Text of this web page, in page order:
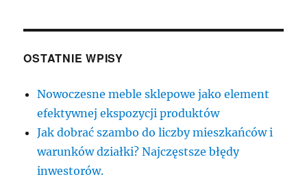
OSTATNIE WPISY
Nowoczesne meble sklepowe jako element
efektywnej ekspozycji produktów
Jak dobrać szambo do liczby mieszkańców i
warunków działki? Najczęstsze błędy
inwestorów.